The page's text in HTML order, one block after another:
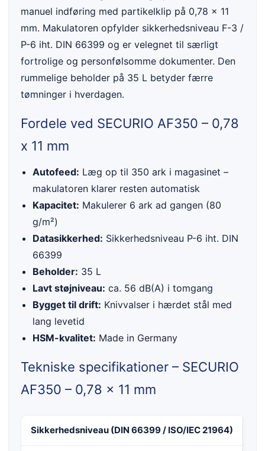
manuel indføring med partikelklip på 0,78 x 11
mm. Makulatoren opfylder sikkerhedsniveau F-3 /
P-6 iht. DIN 66399 og er velegnet til særligt
fortrolige og personfølsomme dokumenter. Den
rummelige beholder på 35 L betyder færre
tømninger i hverdagen.
Fordele ved SECURIO AF350 – 0,78
x 11 mm
Autofeed: Læg op til 350 ark i magasinet –
makulatoren klarer resten automatisk
Kapacitet: Makulerer 6 ark ad gangen (80
g/m²)
Datasikkerhed: Sikkerhedsniveau P-6 iht. DIN
66399
Beholder: 35 L
Lavt støjniveau: ca. 56 dB(A) i tomgang
Bygget til drift: Knivvalser i hærdet stål med
lang levetid
HSM-kvalitet: Made in Germany
Tekniske specifikationer – SECURIO
AF350 – 0,78 x 11 mm
Sikkerhedsniveau (DIN 66399 / ISO/IEC 21964)